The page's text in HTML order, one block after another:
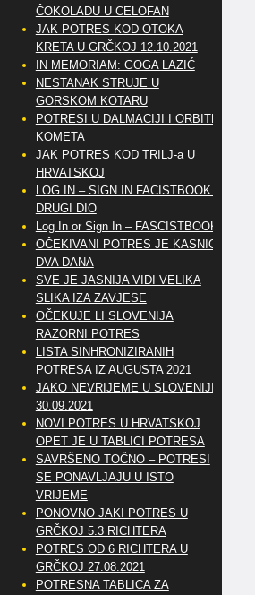
ČOKOLADU U CELOFAN
JAK POTRES KOD OTOKA
KRETA U GRČKOJ 12.10.2021
IN MEMORIAM: GOGA LAZIĆ
NESTANAK STRUJE U
GORSKOM KOTARU
POTRESI U DALMACIJI I ORBITE
KOMETA
JAK POTRES KOD TRILJ-a U
HRVATSKOJ
LOG IN – SIGN IN FACISTBOOK –
DRUGI DIO
Log In or Sign In – FASCISTBOOK
OČEKIVANI POTRES JE KASNIO
DVA DANA
SVE JE JASNIJA VIDI VELIKA
SLIKA IZA ZAVJESE
OČEKUJE LI SLOVENIJA
RAZORNI POTRES
LISTA SINHRONIZIRANIH
POTRESA IZ AUGUSTA 2021
JAKO NEVRIJEME U SLOVENIJI
30.09.2021
NOVI POTRES U HRVATSKOJ
OPET JE U TABLICI POTRESA
SAVRŠENO TOČNO – POTRESI
SE PONAVLJAJU U ISTO
VRIJEME
PONOVNO JAKI POTRES U
GRČKOJ 5.3 RICHTERA
POTRES OD 6 RICHTERA U
GRČKOJ 27.08.2021
POTRESNA TABLICA ZA